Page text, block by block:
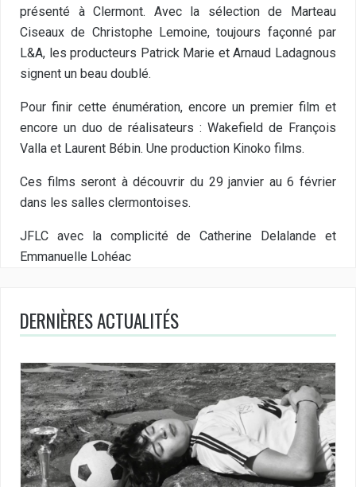
présenté à Clermont. Avec la sélection de Marteau
Ciseaux de Christophe Lemoine, toujours façonné par
L&A, les producteurs Patrick Marie et Arnaud Ladagnous
signent un beau doublé.
Pour finir cette énumération, encore un premier film et
encore un duo de réalisateurs : Wakefield de François
Valla et Laurent Bébin. Une production Kinoko films.
Ces films seront à découvrir du 29 janvier au 6 février
dans les salles clermontoises.
JFLC avec la complicité de Catherine Delalande et
Emmanuelle Lohéac
DERNIÈRES ACTUALITÉS